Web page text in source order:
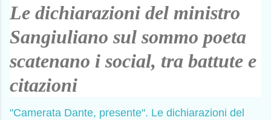
Le dichiarazioni del ministro
Sangiuliano sul sommo poeta
scatenano i social, tra battute e
citazioni
"Camerata Dante, presente". Le dichiarazioni del